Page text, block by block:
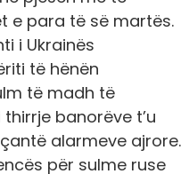
e para të së martës.
i Ukrainës
të hënën
të madh të
banorëve t’u
alarmeve ajrore.
për sulme ruse